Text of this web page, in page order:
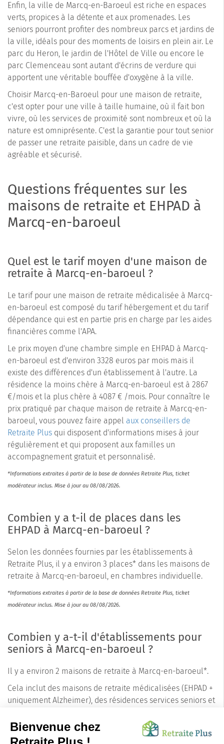
Enfin, la ville de Marcq-en-Baroeul est riche en espaces
verts, propices à la détente et aux promenades. Les
seniors pourront profiter des nombreux parcs et jardins de
la ville, idéals pour des moments de loisirs en plein air. Le
parc du Heron, le jardin de l'Hôtel de Ville ou encore le
parc Clemenceau sont autant d'écrins de verdure qui
apportent une véritable bouffée d'oxygène à la ville.
Choisir Marcq-en-Baroeul pour une maison de retraite,
c'est opter pour une ville à taille humaine, où il fait bon
vivre, où les services de proximité sont nombreux et où la
nature est omniprésente. C'est la garantie pour tout senior
de passer une retraite paisible, dans un cadre de vie
agréable et sécurisé.
Questions fréquentes sur les
maisons de retraite et EHPAD à
Marcq-en-baroeul
Quel est le tarif moyen d'une maison de
retraite à Marcq-en-baroeul ?
Le tarif pour une maison de retraite médicalisée à Marcq-
en-baroeul est composé du tarif hébergement et du tarif
dépendance qui est en partie pris en charge par les aides
financières comme l'APA.
Le prix moyen d'une chambre simple en EHPAD à Marcq-
en-baroeul est d'environ 3328 euros par mois mais il
existe des différences d'un établissement à l'autre. La
résidence la moins chère à Marcq-en-baroeul est à 2867
€/mois et la plus chère à 4087 € /mois. Pour connaître le
prix pratiqué par chaque maison de retraite à Marcq-en-
baroeul, vous pouvez faire appel aux conseillers de
Retraite Plus qui disposent d'informations mises à jour
régulièrement et qui proposent aux familles un
accompagnement gratuit et personnalisé.
*Informations extraites à partir de la base de données Retraite Plus, ticket
modérateur inclus. Mise à jour au 08/08/2026.
Combien y a t-il de places dans les
EHPAD à Marcq-en-baroeul ?
Selon les données fournies par les établissements à
Retraite Plus, il y a environ 3 places* dans les maisons de
retraite à Marcq-en-baroeul, en chambres individuelle.
*Informations extraites à partir de la base de données Retraite Plus, ticket
modérateur inclus. Mise à jour au 08/08/2026.
Combien y a-t-il d'établissements pour
seniors à Marcq-en-baroeul ?
Il y a environ 2 maisons de retraite à Marcq-en-baroeul*.
Cela inclut des maisons de retraite médicalisées (EHPAD +
uniquement Alzheimer), des résidences services seniors et
connaissent les précisions pour chaque établissement
concernant les tarifs, le nombre de places disponibles et